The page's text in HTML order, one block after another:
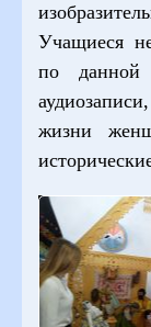
Учащиеся
по данной
жизни